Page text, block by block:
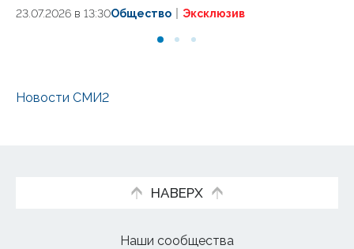
23.07.2026 в 13:30Общество Эксклюзив
Новости СМИ2
НАВЕРХ
Наши сообщества